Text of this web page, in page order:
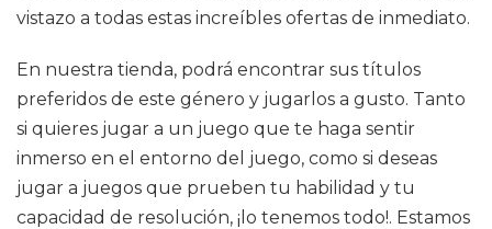
vistazo a todas estas increíbles ofertas de inmediato.
En nuestra tienda, podrá encontrar sus títulos
preferidos de este género y jugarlos a gusto. Tanto
si quieres jugar a un juego que te haga sentir
inmerso en el entorno del juego, como si deseas
jugar a juegos que prueben tu habilidad y tu
capacidad de resolución, ¡lo tenemos todo!. Estamos